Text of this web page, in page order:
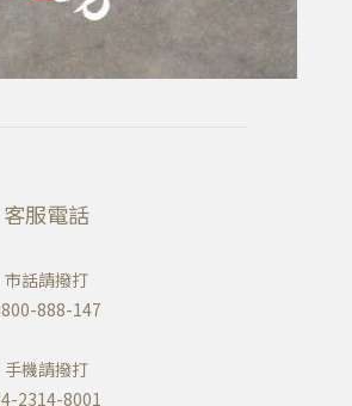
客服電話
市話請撥打
888-147
手機請撥打
2314-8001